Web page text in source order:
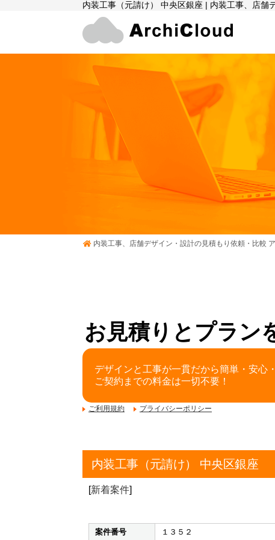
内装工事（元請け） 中央区銀座 | 内装工事、店舗
内装工事、店舗デザイン・設計の見積もり依頼・比較
お見積りとプラン
デザインと工事が一貫だから簡単・安心
ご契約までの料金は一切不要！
ご利用規約 プライバシーポリシー
内装工事（元請け） 中央区銀座
[新着案件]
案件番号 １３５２